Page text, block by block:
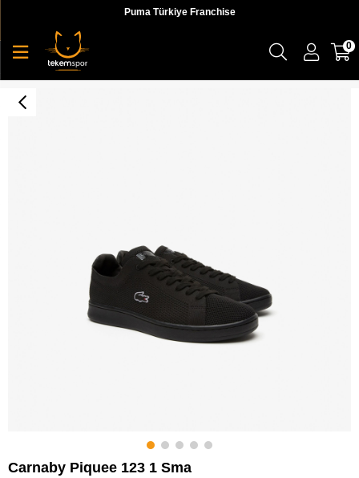
Puma Türkiye Franchise
0
Carnaby Piquee 123 1 Sma